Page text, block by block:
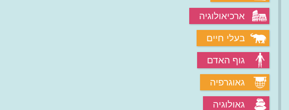
ארכיאולוגיה
בעלי חיים
גוף האדם
גאוגרפיה
גאולוגיה